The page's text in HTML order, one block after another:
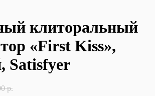
клиторальный
«First Kiss»,
Satisfyer
р.